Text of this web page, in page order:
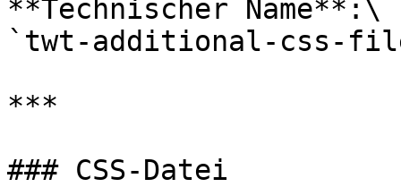
**Technischer Name**:\
`twt-additional-css-
***
### CSS-Datei